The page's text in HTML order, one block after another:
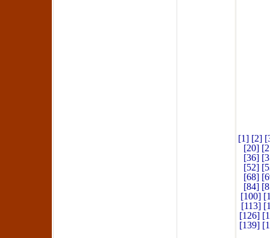
[1] [2]
[20]
[36]
[52]
[68]
[84]
[100]
[113]
[126]
[139]